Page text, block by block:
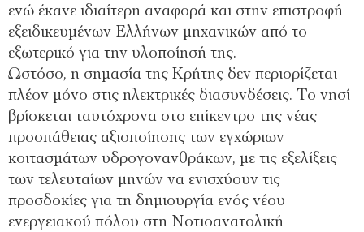
ενώ έκανε ιδιαίτερη αναφορά και στην επιστροφή
εξειδικευμένων Ελλήνων μηχανικών από το
εξωτερικό για την υλοποίησή της.
Ωστόσο, η σημασία της Κρήτης δεν περιορίζεται
πλέον μόνο στις ηλεκτρικές διασυνδέσεις. Το νησί
βρίσκεται ταυτόχρονα στο επίκεντρο της νέας
προσπάθειας αξιοποίησης των εγχώριων
κοιτασμάτων υδρογονανθράκων, με τις εξελίξεις
των τελευταίων μηνών να ενισχύουν τις
προσδοκίες για τη δημιουργία ενός νέου
ενεργειακού πόλου στη Νοτιοανατολική